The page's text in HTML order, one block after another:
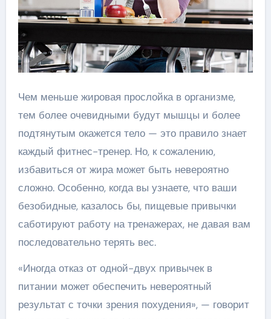
Чем меньше жировая прослойка в организме,
тем более очевидными будут мышцы и более
подтянутым окажется тело — это правило знает
каждый фитнес-тренер. Но, к сожалению,
избавиться от жира может быть невероятно
сложно. Особенно, когда вы узнаете, что ваши
безобидные, казалось бы, пищевые привычки
саботируют работу на тренажерах, не давая вам
последовательно терять вес.
«Иногда отказ от одной-двух привычек в
питании может обеспечить невероятный
результат с точки зрения похудения», — говорит